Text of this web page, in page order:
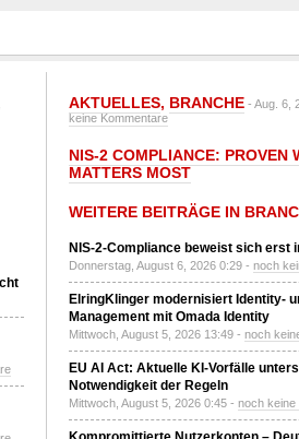
AKTUELLES, BRANCHE - Aug. 6,
keine Kommentare
NIS-2 COMPLIANCE: PROVEN
MATTERS MOST
WEITERE BEITRÄGE IN
NIS-2-Compliance beweist sich erst
Donnerstag, August 6, 2026 0:29 - noch
ElringKlinger modernisiert Identity-
Management mit Omada Identity
Mittwoch, August 5, 2026 13:49 - noch
EU AI Act: Aktuelle KI-Vorfälle
Notwendigkeit der Regeln
Mittwoch, August 5, 2026 0:45 - noch keine